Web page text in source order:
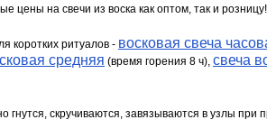
цены на свечи из воска как оптом, так и розницу!
коротких ритуалов - восковая свеча
средняя (время горения 8 ч), свеча
гнутся, скручиваются, завязываются в узлы при